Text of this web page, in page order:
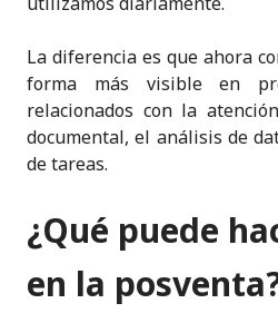
La diferencia es que ahora
forma más visible en
relacionados con la
documental, el análisis de
de tareas.
¿Qué puede
en la